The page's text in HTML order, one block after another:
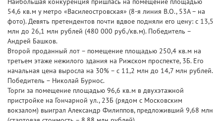
54,6 кв.м у метро «Василеостровская» (8-я линия В.О., 53А – на
фото). Девять претендентов почти вдвое подняли его цену: с 13,5
млн до 26,1 млн рублей (480 000 руб./кв.м). Победитель –
Андрей Башков.
Второй проданный лот – помещение площадью 250,4 кв.м на
третьем этаже нежилого здания на Рижском проспекте, 3Б. Его
начальная цена выросла на 30% – с 11,2 млн до 14,7 млн рублей.
Победитель – Николай Бурнос.
Торги за помещение площадью 96,6 кв.м в двухэтажной
пристройке на Гончарной ул., 23Б (рядом с Московским
вокзалом) выиграл Александр Филиппов, предложивший 9,68 млн